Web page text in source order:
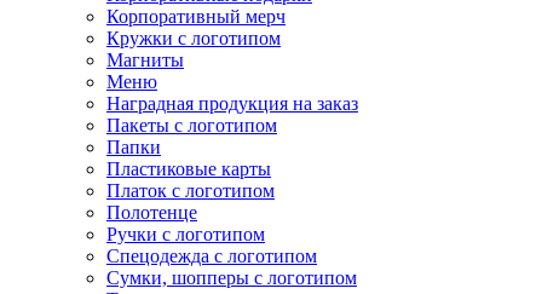
Корпоративный мерч
Кружки с логотипом
Магниты
Меню
Наградная продукция на заказ
Пакеты с логотипом
Папки
Пластиковые карты
Платок с логотипом
Полотенце
Ручки с логотипом
Спецодежда с логотипом
Сумки, шопперы с логотипом